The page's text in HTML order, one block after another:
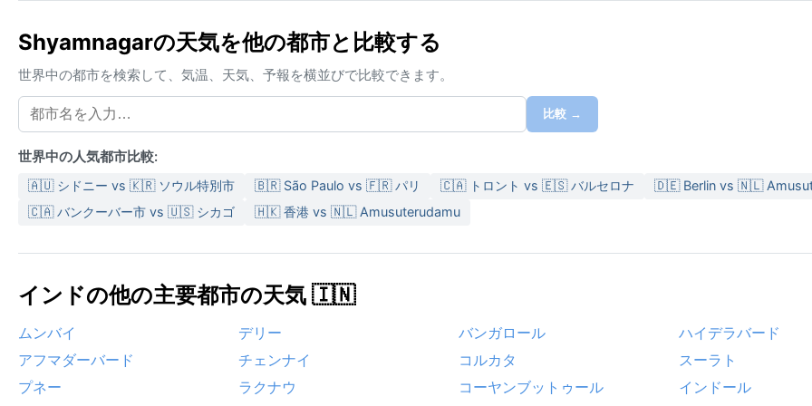
Shyamnagarの天気を他の都市と比較する
世界中の都市を検索して、気温、天気、予報を横並びで比較できます。
比較 →
世界中の人気都市比較:
🇦🇺 シドニー vs 🇰🇷 ソウル特別市 🇧🇷 São Paulo vs 🇫🇷 パリ 🇨🇦 トロント vs 🇪🇸 バルセロナ
🇩🇪 Berlin vs 🇳🇱
🇨🇦 バンクーバー市 vs 🇺🇸 シカゴ
🇭🇰 香港 vs 🇳🇱 Amusuterudamu
インドの他の主要都市の天気 🇮🇳
ムンバイ デリー バンガロール
ハイデラバード
アフマダーバード
チェンナイ コルカタ
スーラト
プネー
ラクナウ コーヤンブットゥール
インドール